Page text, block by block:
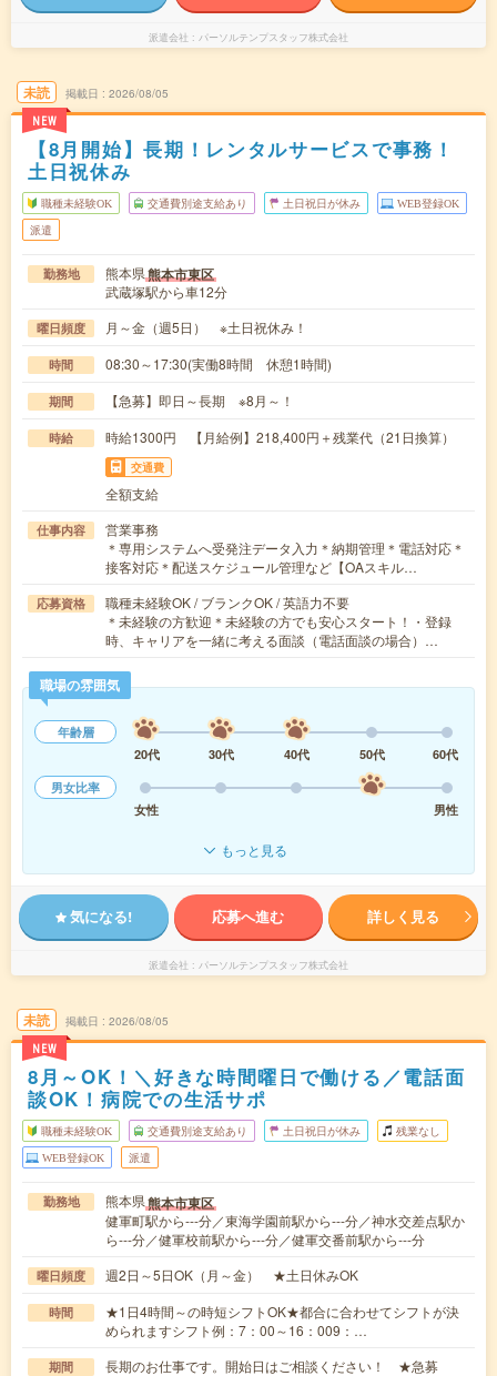
派遣会社 パーソルテンプスタッフ株式会社
未読
NEW
掲載日 2026/08/05
【8月開始】長期！レンタルサービスで事務！
土日祝休み
職種未経験OK 交通費別途支給あり 土日祝日が休み WEB登録OK
派遣
勤務地 熊本県熊本市東区
武蔵塚駅から車12分
曜日頻度 月～金（週5日） ※土日祝休み！
時間 08:30～17:30(実働8時間 休憩1時間)
期間 【急募】即日～長期 ※8月～！
時給 時給1300円 【月給例】218,400円＋残業代（21日換算）
交通費
全額支給
仕事内容
営業事務
＊専用システムへ受発注データ入力＊納期管理＊電話対応＊
接客対応＊配送スケジュール管理など【OAスキル…
応募資格
職種未経験OK / ブランクOK / 英語力不要
＊未経験の方歓迎＊未経験の方でも安心スタート！・登録
時、キャリアを一緒に考える面談（電話面談の場合）…
職場の雰囲気
年齢層
20代
30代 40代 50代
60代
男女比率
女性
男性
もっと見る
気になる! 応募へ進む 詳しく見る
派遣会社 パーソルテンプスタッフ株式会社
未読
NEW
掲載日 2026/08/05
8月～OK！＼好きな時間曜日で働ける／電話面
談OK！病院での生活サポ
職種未経験OK 交通費別途支給あり 土日祝日が休み 残業なし
WEB登録OK 派遣
勤務地 熊本県熊本市東区
健軍町駅から---分／東海学園前駅から---分／神水交差点駅か
ら---分／健軍校前駅から---分／健軍交番前駅から---分
曜日頻度 週2日～5日OK（月～金） ★土日休みOK
時間
★1日4時間～の時短シフトOK★都合に合わせてシフトが決
められますシフト例：7：00～16：009：…
期間 長期のお仕事です。開始日はご相談ください！ ★急募